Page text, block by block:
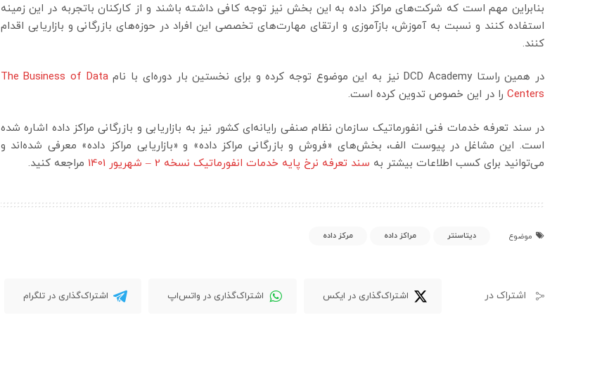
بنابراین مهم است که شرکت‌های مراکز داده به این بخش نیز توجه کافی داشته باشند و از کارکنان باتجربه در این زمینه
استفاده کنند و نسبت به آموزش، بازآموزی و ارتقای مهارت‌های تخصصی این افراد در حوزه‌های بازرگانی و بازاریابی اقدام
کنند.
در همین راستا DCD Academy نیز به این موضوع توجه کرده و برای نخستین بار دوره‌ای با نام
The Business of Data
Centers را در این خصوص تدوین کرده است.
در سند تعرفه خدمات فنی انفورماتیک سازمان نظام صنفی رایانه‌‌ای کشور نیز به بازاریابی و بازرگانی مراکز داده اشاره شده
است. این مشاغل در پیوست الف، بخش‌های «فروش و بازرگانی مراکز داده» و «بازاریابی مراکز داده» معرفی شده‌اند و
می‌توانید برای کسب اطلاعات بیشتر به سند تعرفه نرخ پایه خدمات انفورماتیک نسخه 2 – شهریور 1401 مراجعه کنید.
موضوع دیتاسنتر مراکز داده مرکز داده
اشتراک در اشتراک‌گذاری در ایکس اشتراک‌گذاری در واتس‌اپ اشتراک‌گذاری در تلگرام